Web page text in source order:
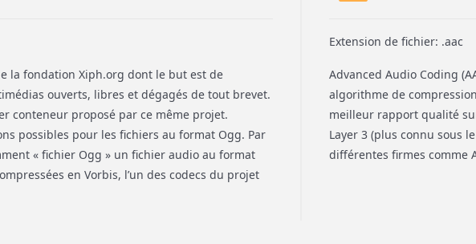
la fondation Xiph.org dont le but est de
ouverts, libres et dégagés de tout brevet.
conteneur proposé par ce même projet.
possibles pour les fichiers au format Ogg. Par
« fichier Ogg » un fichier audio au format
en Vorbis, l’un des codecs du projet
Extension de fichier: .aac
Advanced Audio Coding
algorithme de
meilleur rapport qualité
Layer 3 (plus connu sous
différentes firmes comme